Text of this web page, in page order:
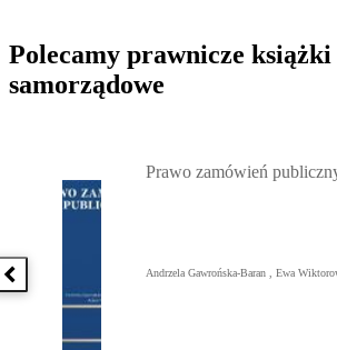
Polecamy prawnicze książki
samorządowe
Poprzednia książka
Prawo zamówień
Andrzela Gawrońska-Baran , Ewa